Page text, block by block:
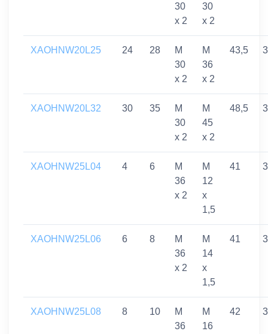
30
x 2
30
x 2
XAOHNW20L25 24 28
M
30
x 2
M
36
x 2
43,5
XAOHNW20L32 30 35
M
30
x 2
M
45
x 2
48,5
XAOHNW25L04 4 6
M
36
x 2
M
12
x
1,5
41
XAOHNW25L06 6 8
M
36
x 2
M
14
x
1,5
41
XAOHNW25L08 8 10
M
36
M
16
42